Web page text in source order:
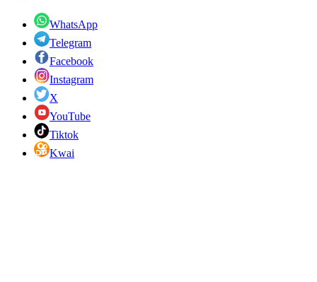
WhatsApp
Telegram
Facebook
Instagram
X
YouTube
Tiktok
Kwai